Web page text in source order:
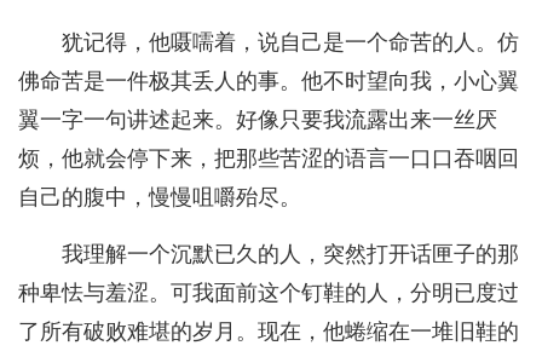
犹记得，他嗫嚅着，说自己是一个命苦的人。仿
佛命苦是一件极其丢人的事。他不时望向我，小心翼
翼一字一句讲述起来。好像只要我流露出来一丝厌
烦，他就会停下来，把那些苦涩的语言一口口吞咽回
自己的腹中，慢慢咀嚼殆尽。
我理解一个沉默已久的人，突然打开话匣子的那
种卑怯与羞涩。可我面前这个钉鞋的人，分明已度过
了所有破败难堪的岁月。现在，他蜷缩在一堆旧鞋的